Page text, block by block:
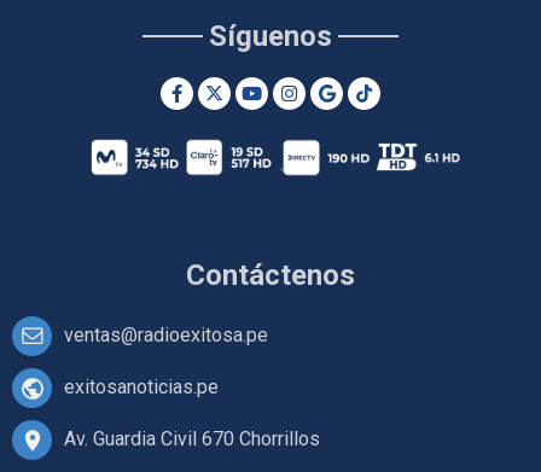
Contáctenos
ventas@radioexitosa.pe
exitosanoticias.pe
Av. Guardia Civil 670 Chorrillos
Síguenos